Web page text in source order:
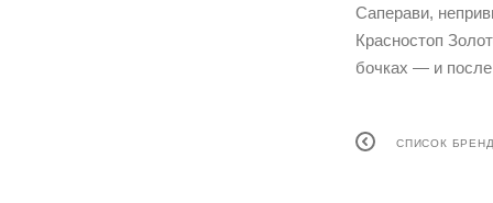
Саперави,
Красностоп
бочках — и после
СПИСОК